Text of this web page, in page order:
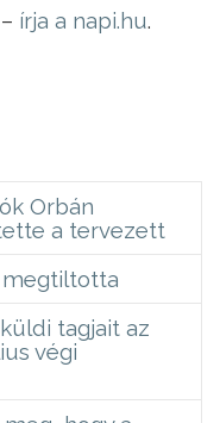
írja a napi.hu.
Orbán
a tervezett
megtiltotta
tagjait az
végi